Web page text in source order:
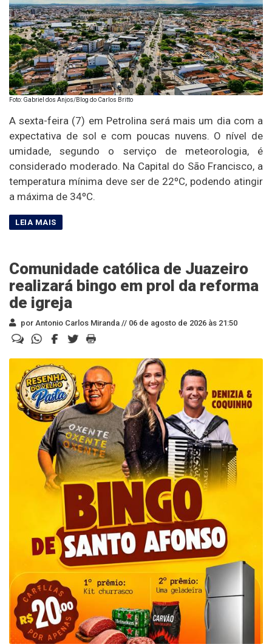
Foto: Gabriel dos Anjos/Blog do Carlos Britto
A sexta-feira (7) em Petrolina será mais um dia com a
expectativa de sol e com poucas nuvens. O nível de
umidade, segundo o serviço de meteorologia, é
considerado moderado. Na Capital do São Francisco, a
temperatura mínima deve ser de 22ºC, podendo atingir
a máxima de 34ºC.
Comunidade católica de Juazeiro
realizará bingo em prol da reforma
de igreja
por Antonio Carlos Miranda // 06 de agosto de 2026 às 21:50